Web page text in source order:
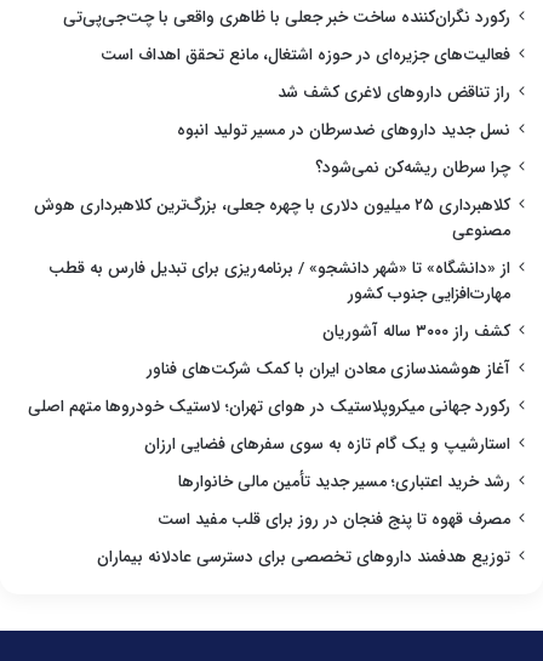
رکورد نگران‌کننده ساخت خبر جعلی با ظاهری واقعی با چت‌جی‌پی‌تی
فعالیت‌های جزیره‌ای در حوزه اشتغال، مانع تحقق اهداف است
راز تناقض داروهای لاغری کشف شد
نسل جدید داروهای ضدسرطان در مسیر تولید انبوه
چرا سرطان ریشه‌کن نمی‌شود؟
کلاهبرداری ۲۵ میلیون دلاری با چهره جعلی، بزرگ‌ترین کلاهبرداری هوش
مصنوعی
از «دانشگاه» تا «شهر دانشجو» / برنامه‌ریزی برای تبدیل فارس به قطب
مهارت‌افزایی جنوب کشور
کشف راز ۳۰۰۰ ساله آشوریان
آغاز هوشمندسازی معادن ایران با کمک شرکت‌های فناور
رکورد جهانی میکروپلاستیک در هوای تهران؛ لاستیک خودروها متهم اصلی
استارشیپ و یک گام تازه به سوی سفرهای فضایی ارزان
رشد خرید اعتباری؛ مسیر جدید تأمین مالی خانوارها
مصرف قهوه تا پنج فنجان در روز برای قلب مفید است
توزیع هدفمند داروهای تخصصی برای دسترسی عادلانه بیماران